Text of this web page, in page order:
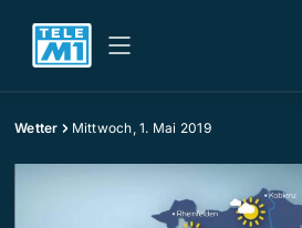
Wetter Mittwoch, 1. Mai 2019